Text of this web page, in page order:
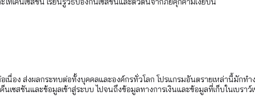
นื่อง ส่งผลกระทบต่อทั้งบุคคลและองค์กรทั่วโลก โปรแกรมอันตรายเหล่านี้มักท
เซสชันและข้อมูลเข้าสู่ระบบ ไปจนถึงข้อมูลทางการเงินและข้อมูลที่เก็บในเบรา